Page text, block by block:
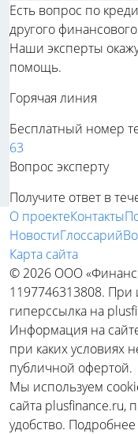
Есть вопрос по
другого
Наши эксперты
помощь.
Горячая линия
Бесплатный номер
63
Вопрос эксперту
Получите ответ в
О проектеКонтакты
НовостиГлоссарий
Карта сайта
© 2026 ООО
1197746313808. При
гиперссылка на
Информация на
при каких условиях
публичной офертой.
Мы используем
сайта plusfinance.ru,
удобство.